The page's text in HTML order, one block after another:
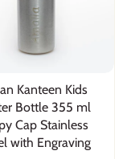
Kanteen Kids
Bottle 355 ml
Cap Stainless
with Engraving